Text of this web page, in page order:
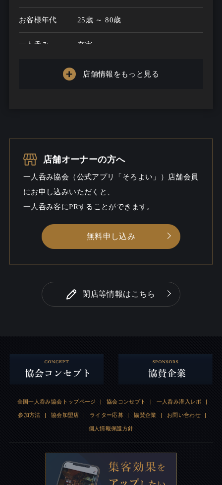
お客様年代 25歳 ～ 80歳
一人呑み
充実
一人呑み
ワイワイ
店舗情報をもっと見る
店舗オーナーの方へ
一人呑み協会（公式アプリ「そろよい」）店舗会員
にお申し込みいただくと、
一人呑み客にPRすることができます。
無料申し込み
閉店等情報はこちら
全国一人呑み協会トップページ | 協会コンセプト | 一人呑み潜入レポ |
参加方法 | 協会加盟店 | ライター応募 | 協賛企業 | お問い合わせ |
個人情報保護方針